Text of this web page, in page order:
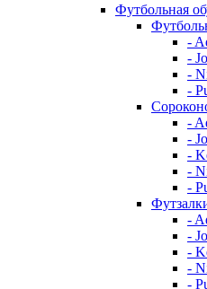
Футбольная
-
-
-
-
-
-
-
-
-
-
-
-
-
-